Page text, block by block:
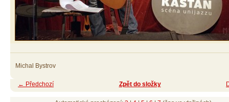
Michal Bystrov
← Předchozí Zpět do složky